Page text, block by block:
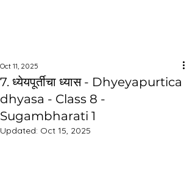
7. ध्येयपूर्तीचा ध्यास - Dhyeyapurtica
dhyasa - Class 8 -
Sugambharati 1
Oct 11, 2025
Updated: Oct 15, 2025